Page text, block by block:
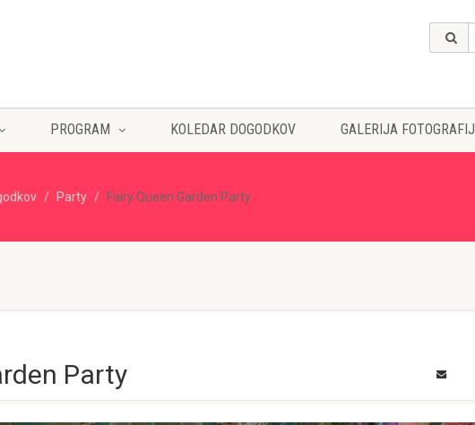
PROGRAM KOLEDAR DOGODKOV GALERIJA FOTOGRAFIJ
Party Fairy Queen Garden Party
Party